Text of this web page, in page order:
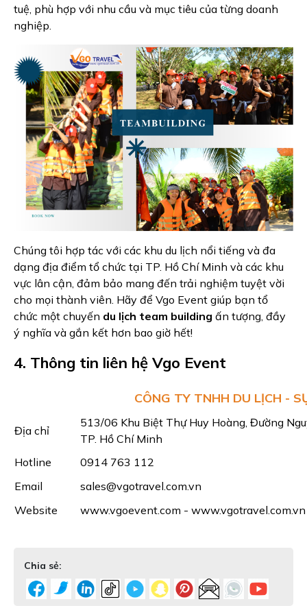
tuệ, phù hợp với nhu cầu và mục tiêu của từng doanh
nghiệp.
Chúng tôi hợp tác với các khu du lịch nổi tiếng và đa
dạng địa điểm tổ chức tại TP. Hồ Chí Minh và các khu
vực lân cận, đảm bảo mang đến trải nghiệm tuyệt vời
cho mọi thành viên. Hãy để Vgo Event giúp bạn tổ
chức một chuyến du lịch team building ấn tượng, đầy
ý nghĩa và gắn kết hơn bao giờ hết!
4. Thông tin liên hệ Vgo Event
CÔNG TY TNHH DU LỊCH -
Địa chỉ
513/06 Khu Biệt Thự Huy Hoàng, Đường
TP. Hồ Chí Minh
Hotline
0914 763 112
Email
sales@vgotravel.com.vn
Website
www.vgoevent.com - www.vgotravel.com.vn
Chia sẻ: